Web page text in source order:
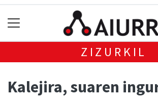
ZIZURKIL
Kalejira, suaren